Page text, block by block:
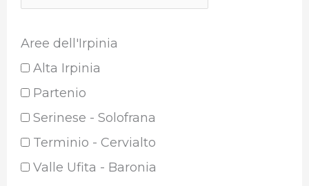
Aree dell'Irpinia
Alta Irpinia
Partenio
Serinese - Solofrana
Terminio - Cervialto
Valle Ufita - Baronia